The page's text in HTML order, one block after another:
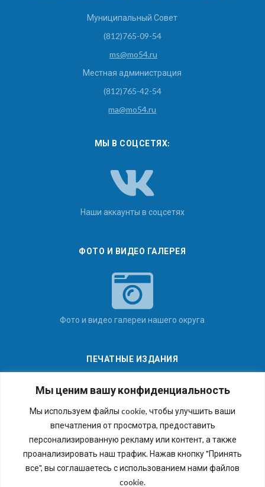
Мы ценим вашу конфиденциальность
Мы используем файлы cookie, чтобы улучшить ваши
впечатления от просмотра, предоставить
персонализированную рекламу или контент, а также
проанализировать наш трафик. Нажав кнопку "Принять
все", вы соглашаетесь с использованием нами файлов
cookie.
Муниципальный Совет
(812)765-09-54
ms@mo54.ru
Местная администрация
(812)765-42-54
ma@mo54.ru
МЫ В СОЦСЕТЯХ:
Наши аккаунты в соцсетях
ФОТО И ВИДЕО ГАЛЕРЕЯ
Фото и видео галереи нашего округа
ПЕЧАТНЫЕ ИЗДАНИЯ
Последние номера наших газет